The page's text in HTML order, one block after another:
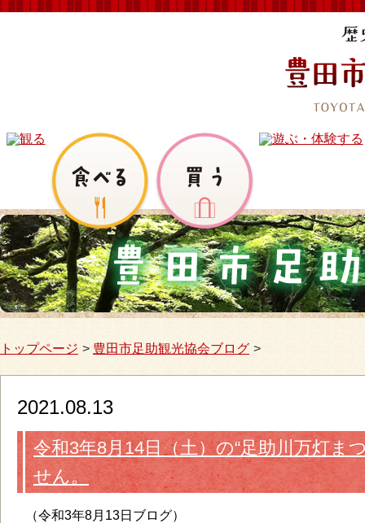
トップページ 豊田市足助観光協会ブログ
2021.08.13
令和3年8月14日（土）の“足助川万灯ま
せん。
（令和3年8月13日ブログ）